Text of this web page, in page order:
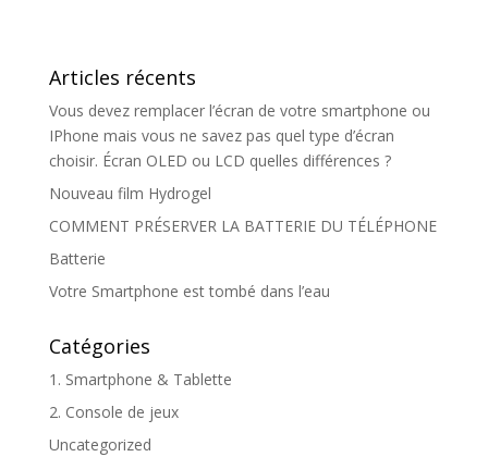
Articles récents
Vous devez remplacer l’écran de votre smartphone ou
IPhone mais vous ne savez pas quel type d’écran
choisir. Écran OLED ou LCD quelles différences ?
Nouveau film Hydrogel
COMMENT PRÉSERVER LA BATTERIE DU TÉLÉPHONE
Batterie
Votre Smartphone est tombé dans l’eau
Catégories
1. Smartphone & Tablette
2. Console de jeux
Uncategorized